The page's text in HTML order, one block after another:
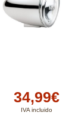
34,99€
IVA incluido